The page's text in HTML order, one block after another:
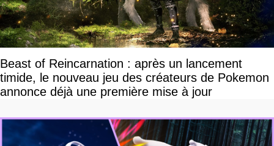
Beast of Reincarnation : après un lancement
timide, le nouveau jeu des créateurs de Pokemon
annonce déjà une première mise à jour